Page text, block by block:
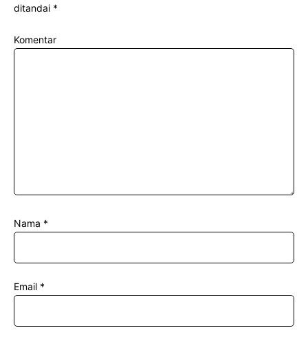
ditandai *
Komentar
Nama *
Email *